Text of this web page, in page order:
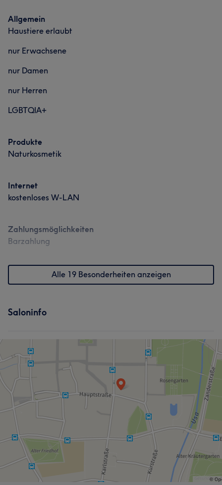
Allgemein
Haustiere erlaubt
nur Erwachsene
nur Damen
nur Herren
LGBTQIA+
Produkte
Naturkosmetik
Internet
kostenloses W-LAN
Zahlungsmöglichkeiten
Barzahlung
Alle 19 Besonderheiten anzeigen
Saloninfo